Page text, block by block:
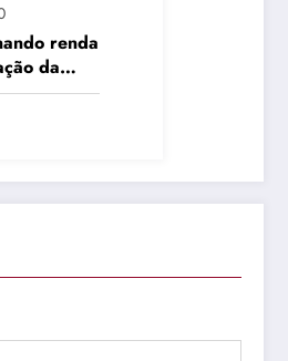
renda
da